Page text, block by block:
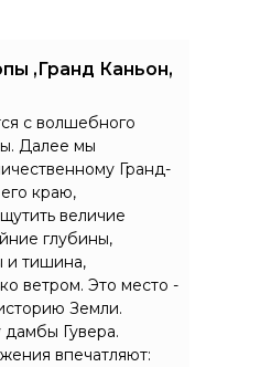
с волшебного
Далее мы
Гранд-
краю,
величие
глубины,
и тишина,
ветром. Это место -
Земли.
Гувера.
впечатляют:
,Гранд Каньон,